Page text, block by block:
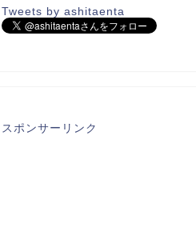
Tweets by ashitaenta
スポンサーリンク